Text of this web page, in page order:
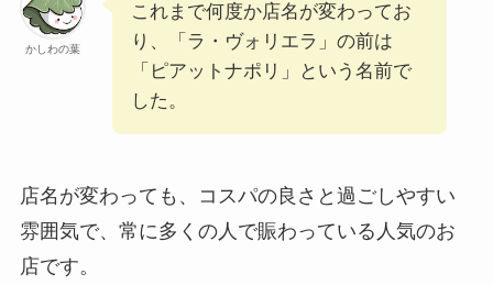
かしわの葉
これまで何度か店名が変わってお
り、「ラ・ヴォリエラ」の前は
「ピアットナポリ」という名前で
した。
店名が変わっても、コスパの良さと過ごしやすい
雰囲気で、常に多くの人で賑わっている人気のお
店です。